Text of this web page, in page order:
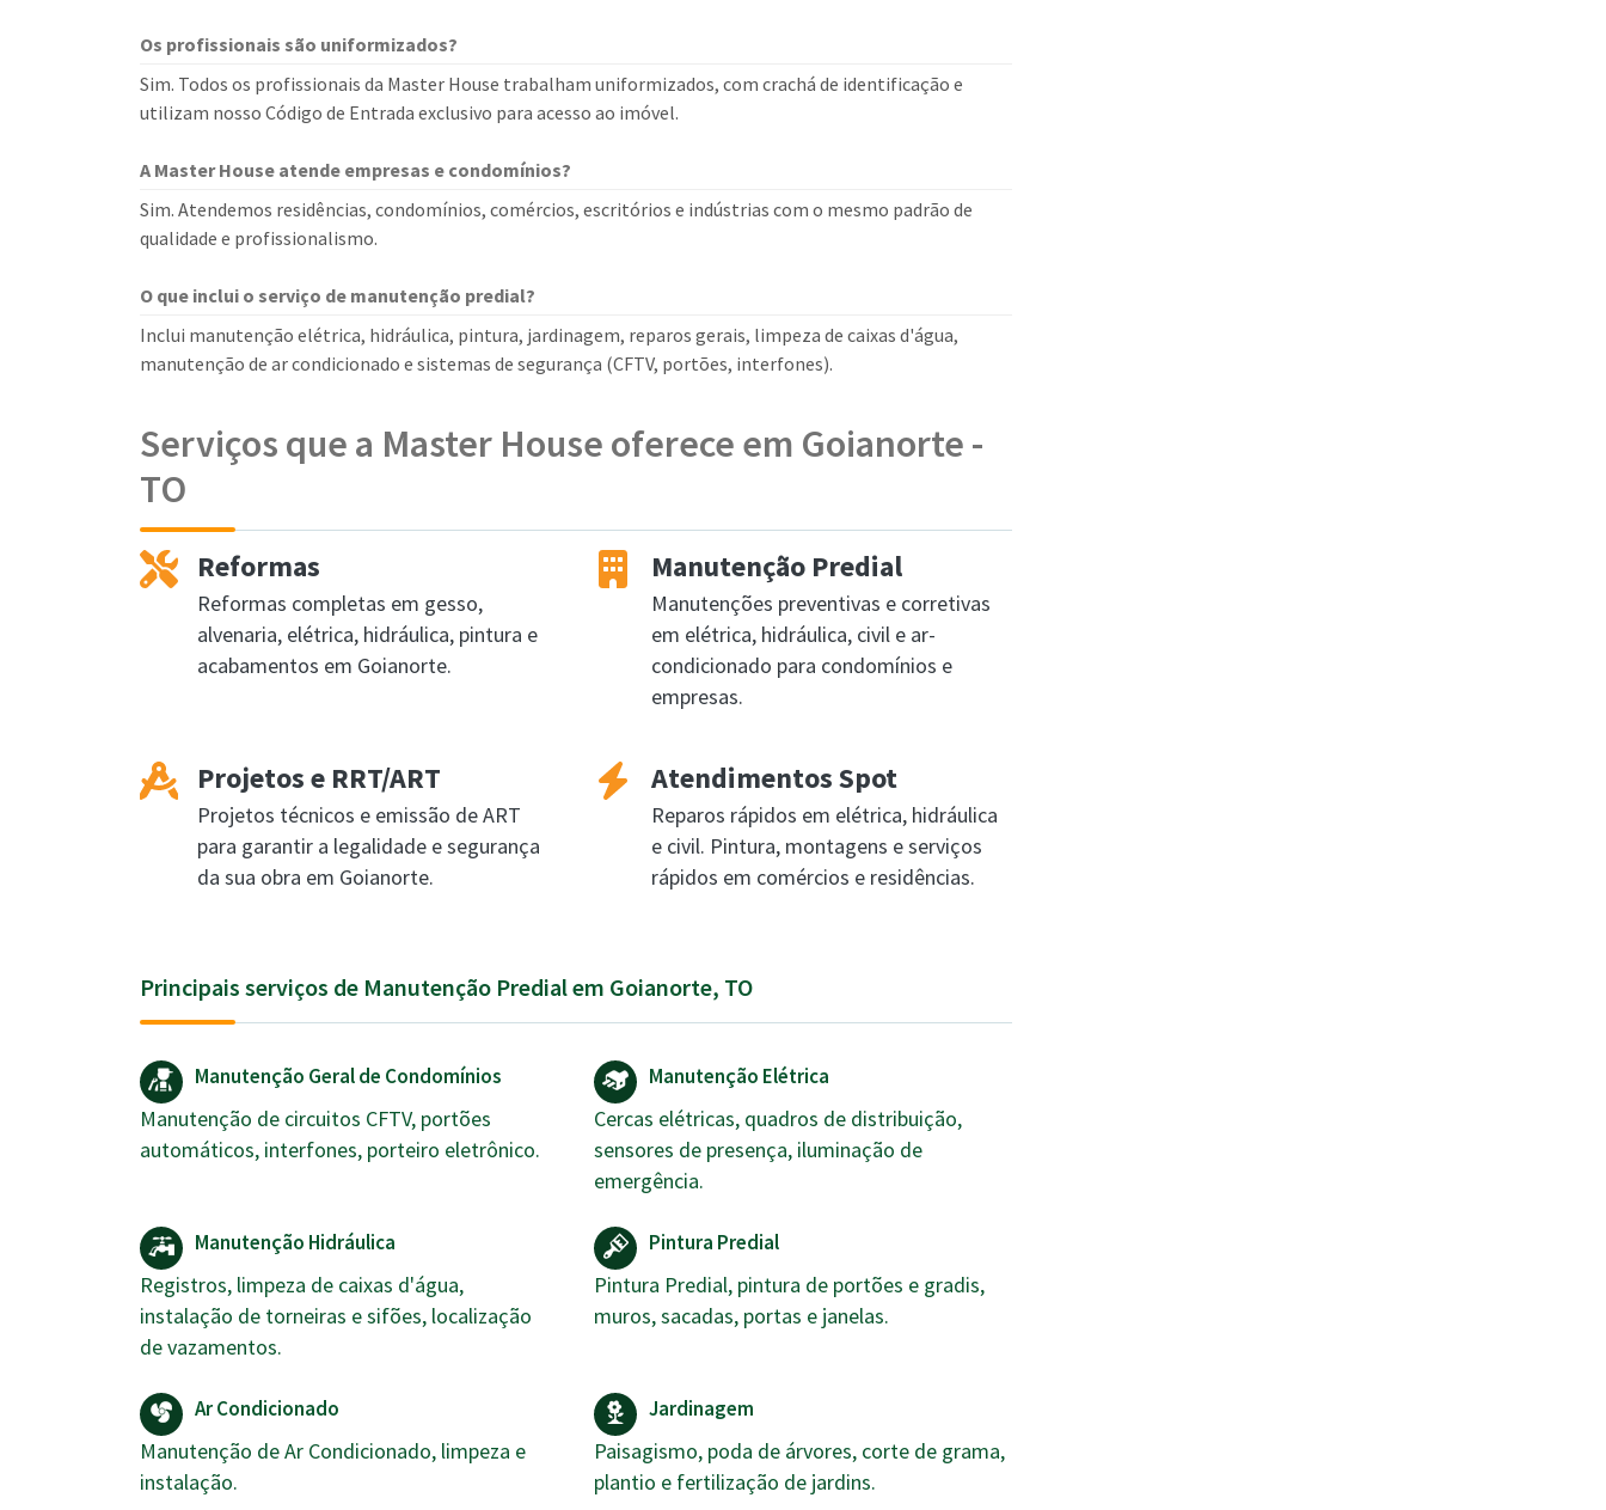
Os profissionais são uniformizados?
Sim. Todos os profissionais da Master House trabalham uniformizados, com crachá de identificação e
utilizam nosso Código de Entrada exclusivo para acesso ao imóvel.
A Master House atende empresas e condomínios?
Sim. Atendemos residências, condomínios, comércios, escritórios e indústrias com o mesmo padrão de
qualidade e profissionalismo.
O que inclui o serviço de manutenção predial?
Inclui manutenção elétrica, hidráulica, pintura, jardinagem, reparos gerais, limpeza de caixas d'água,
manutenção de ar condicionado e sistemas de segurança (CFTV, portões, interfones).
Serviços que a Master House oferece em Goianorte -
TO
Reformas
Reformas completas em gesso,
alvenaria, elétrica, hidráulica, pintura e
acabamentos em Goianorte.
Manutenção Predial
Manutenções preventivas e corretivas
em elétrica, hidráulica, civil e ar-
condicionado para condomínios e
empresas.
Projetos e RRT/ART
Projetos técnicos e emissão de ART
para garantir a legalidade e segurança
da sua obra em Goianorte.
Atendimentos Spot
Reparos rápidos em elétrica, hidráulica
e civil. Pintura, montagens e serviços
rápidos em comércios e residências.
Principais serviços de Manutenção Predial em Goianorte, TO
Manutenção Geral de Condomínios
Manutenção de circuitos CFTV, portões
automáticos, interfones, porteiro eletrônico.
Manutenção Elétrica
Cercas elétricas, quadros de distribuição,
sensores de presença, iluminação de
emergência.
Manutenção Hidráulica
Registros, limpeza de caixas d'água,
instalação de torneiras e sifões, localização
de vazamentos.
Pintura Predial
Pintura Predial, pintura de portões e gradis,
muros, sacadas, portas e janelas.
Ar Condicionado
Manutenção de Ar Condicionado, limpeza e
instalação.
Jardinagem
Paisagismo, poda de árvores, corte de grama,
plantio e fertilização de jardins.